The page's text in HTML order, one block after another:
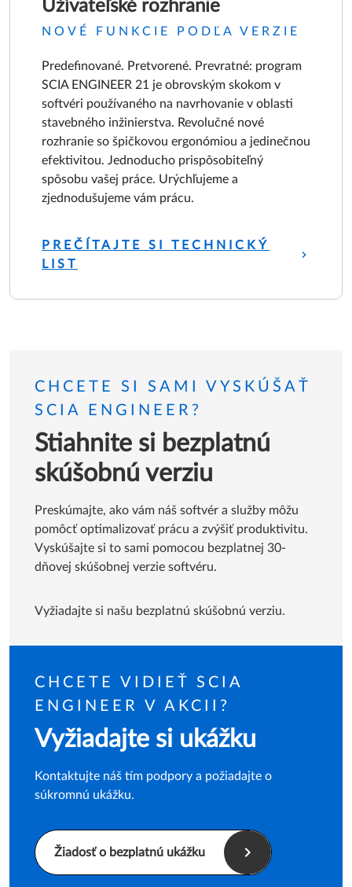
Užívateľské rozhranie
NOVÉ FUNKCIE PODĽA VERZIE
Predefinované. Pretvorené. Prevratné: program
SCIA ENGINEER 21 je obrovským skokom v
softvéri používaného na navrhovanie v oblasti
stavebného inžinierstva. Revolučné nové
rozhranie so špičkovou ergonómiou a jedinečnou
efektivitou. Jednoducho prispôsobiteľný
spôsobu vašej práce. Urýchľujeme a
zjednodušujeme vám prácu.
PREČÍTAJTE SI TECHNICKÝ
LIST
CHCETE SI SAMI VYSKÚŠAŤ
SCIA ENGINEER?
Stiahnite si bezplatnú
skúšobnú verziu
Preskúmajte, ako vám náš softvér a služby môžu
pomôcť optimalizovať prácu a zvýšiť produktivitu.
Vyskúšajte si to sami pomocou bezplatnej 30-
dňovej skúšobnej verzie softvéru.
Vyžiadajte si našu bezplatnú skúšobnú verziu.
CHCETE VIDIEŤ SCIA
ENGINEER V AKCII?
Vyžiadajte si ukážku
Kontaktujte náš tím podpory a požiadajte o
súkromnú ukážku.
Žiadosť o bezplatnú ukážku